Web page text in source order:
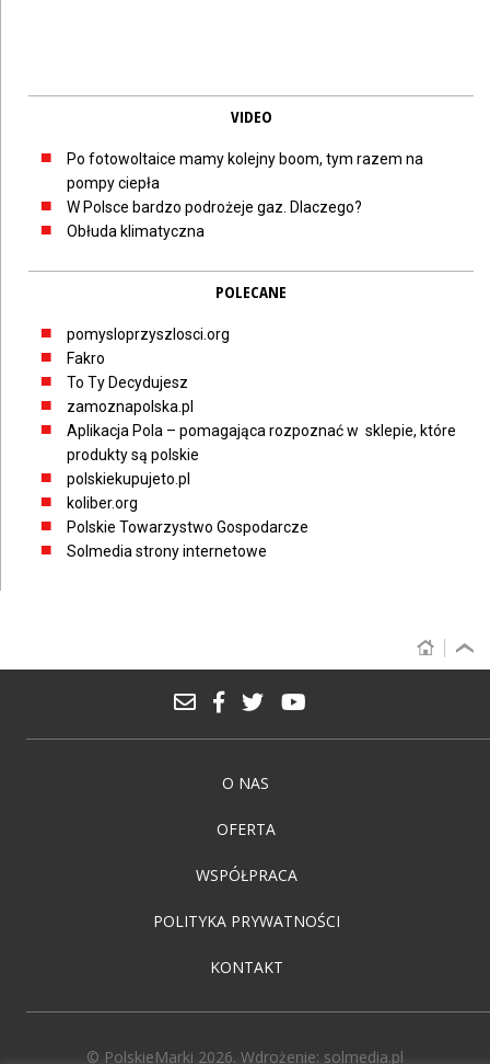
VIDEO
Po fotowoltaice mamy kolejny boom, tym razem na
pompy ciepła
W Polsce bardzo podrożeje gaz. Dlaczego?
Obłuda klimatyczna
POLECANE
pomysloprzyszlosci.org
Fakro
To Ty Decydujesz
zamoznapolska.pl
Aplikacja Pola – pomagająca rozpoznać w sklepie, które
produkty są polskie
polskiekupujeto.pl
koliber.org
Polskie Towarzystwo Gospodarcze
Solmedia strony internetowe
O NAS
OFERTA
WSPÓŁPRACA
POLITYKA PRYWATNOŚCI
KONTAKT
© PolskieMarki 2026. Wdrożenie: solmedia.pl